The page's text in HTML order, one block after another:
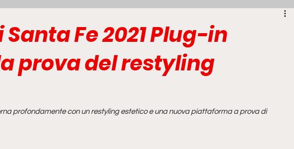
Fe 2021 Plug-in
prova del restyling
profondamente con un restyling estetico e una nuova piattaforma a prova di